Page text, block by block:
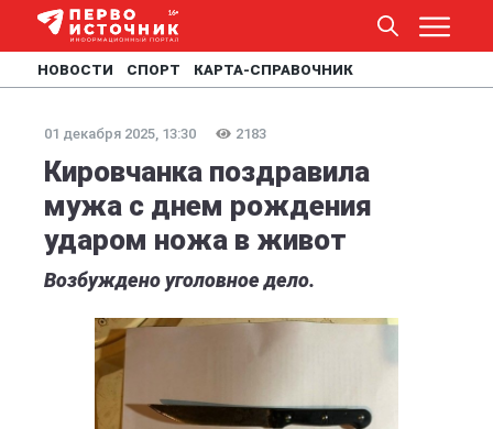
НОВОСТИ СПОРТ КАРТА-СПРАВОЧНИК
01 декабря 2025, 13:30 2183
Кировчанка поздравила
мужа с днем рождения
ударом ножа в живот
Возбуждено уголовное дело.